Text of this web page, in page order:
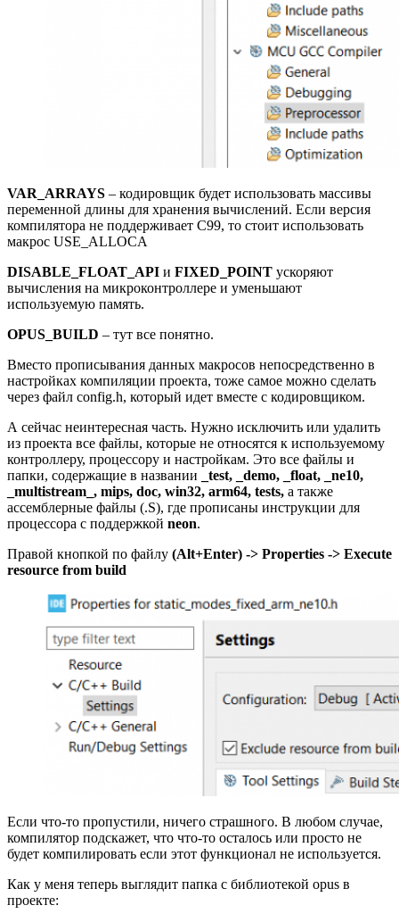
VAR_ARRAYS – кодировщик будет использовать массивы
переменной длины для хранения вычислений. Если версия
компилятора не поддерживает С99, то стоит использовать
макрос USE_ALLOCA
DISABLE_FLOAT_API и FIXED_POINT ускоряют
вычисления на микроконтроллере и уменьшают
используемую память.
OPUS_BUILD – тут все понятно.
Вместо прописывания данных макросов непосредственно в
настройках компиляции проекта, тоже самое можно сделать
через файл config.h, который идет вместе с кодировщиком.
А сейчас неинтересная часть. Нужно исключить или удалить
из проекта все файлы, которые не относятся к используемому
контроллеру, процессору и настройкам. Это все файлы и
папки, содержащие в названии
_test, _demo, _float, _ne10,
_multistream_, mips, doc, win32, arm64, tests, а также
ассемблерные файлы (.S), где прописаны инструкции для
процессора с поддержкой neon.
Правой кнопкой по файлу (Alt+Enter) -> Properties -> Execute
resource from build
Если что-то пропустили, ничего страшного. В любом случае,
компилятор подскажет, что что-то осталось или просто не
будет компилировать если этот функционал не используется.
Как у меня теперь выглядит папка с библиотекой opus в
проекте: